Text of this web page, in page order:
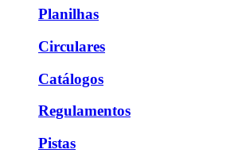
Planilhas
Circulares
Catálogos
Regulamentos
Pistas